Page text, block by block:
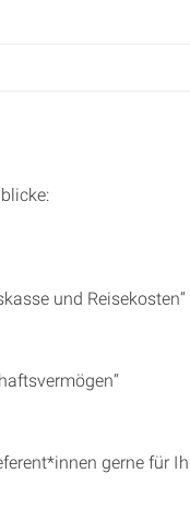
und Reisekosten“
gerne für